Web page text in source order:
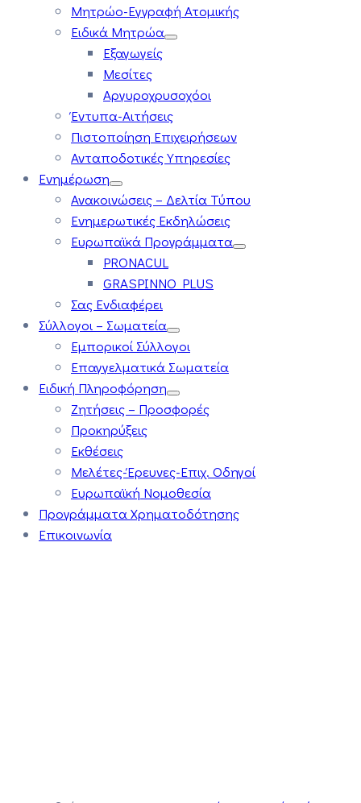
Μητρώο-Εγγραφή Ατομικής
Ειδικά Μητρώα
Εξαγωγείς
Μεσίτες
Αργυροχρυσοχόοι
Έντυπα-Αιτήσεις
Πιστοποίηση Επιχειρήσεων
Ανταποδοτικές Υπηρεσίες
Ενημέρωση
Ανακοινώσεις – Δελτία Τύπου
Ενημερωτικές Εκδηλώσεις
Ευρωπαϊκά Προγράμματα
PRONACUL
GRASPINNO PLUS
Σας Ενδιαφέρει
Σύλλογοι – Σωματεία
Εμπορικοί Σύλλογοι
Επαγγελματικά Σωματεία
Ειδική Πληροφόρηση
Ζητήσεις – Προσφορές
Προκηρύξεις
Εκθέσεις
Μελέτες-Έρευνες-Επιχ. Οδηγοί
Ευρωπαϊκή Νομοθεσία
Προγράμματα Χρηματοδότησης
Επικοινωνία